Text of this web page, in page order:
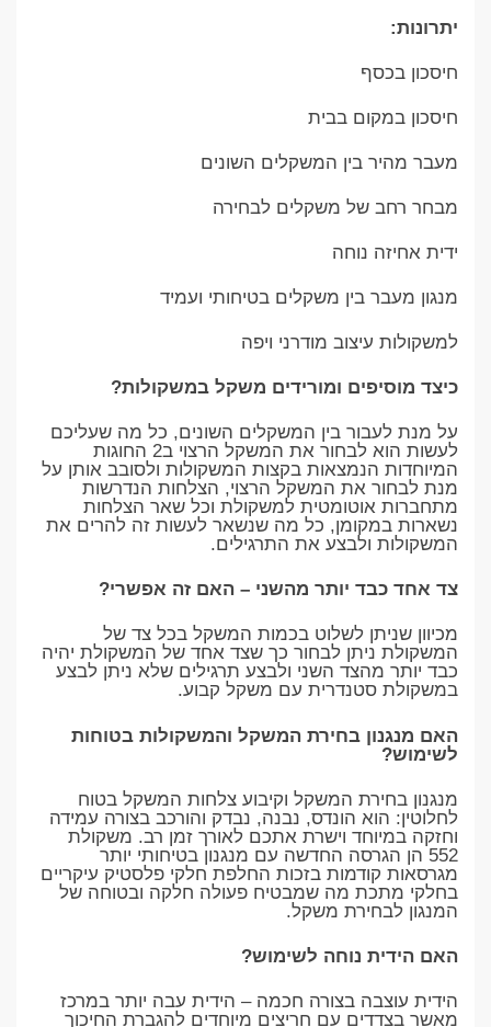
יתרונות:
חיסכון בכסף
חיסכון במקום בבית
מעבר מהיר בין המשקלים השונים
מבחר רחב של משקלים לבחירה
ידית אחיזה נוחה
מנגון מעבר בין משקלים בטיחותי ועמיד
למשקולות עיצוב מודרני ויפה
כיצד מוסיפים ומורידים משקל במשקולות?
על מנת לעבור בין המשקלים השונים, כל מה שעליכם
לעשות הוא לבחור את המשקל הרצוי ב2 החוגות
המיוחדות הנמצאות בקצות המשקולות ולסובב אותן על
מנת לבחור את המשקל הרצוי, הצלחות הנדרשות
מתחברות אוטומטית למשקולת וכל שאר הצלחות
נשארות במקומן, כל מה שנשאר לעשות זה להרים את
המשקולות ולבצע את התרגילים.
צד אחד כבד יותר מהשני – האם זה אפשרי?
מכיוון שניתן לשלוט בכמות המשקל בכל צד של
המשקולת ניתן לבחור כך שצד אחד של המשקולת יהיה
כבד יותר מהצד השני ולבצע תרגילים שלא ניתן לבצע
במשקולת סטנדרית עם משקל קבוע.
האם מנגנון בחירת המשקל והמשקולות בטוחות
לשימוש?
מנגנון בחירת המשקל וקיבוע צלחות המשקל בטוח
לחלוטין: הוא הונדס, נבנה, נבדק והורכב בצורה עמידה
וחזקה במיוחד וישרת אתכם לאורך זמן רב. משקולת
552 הן הגרסה החדשה עם מנגנון בטיחותי יותר
מגרסאות קודמות בזכות החלפת חלקי פלסטיק עיקריים
בחלקי מתכת מה שמבטיח פעולה חלקה ובטוחה של
המנגון לבחירת משקל.
האם הידית נוחה לשימוש?
הידית עוצבה בצורה חכמה – הידית עבה יותר במרכז
מאשר בצדדים עם חריצים מיוחדים להגברת החיכוך